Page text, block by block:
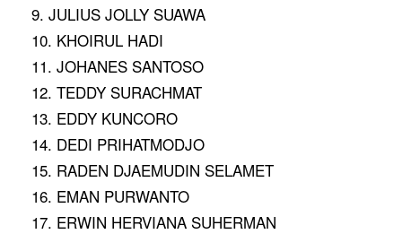
9. JULIUS JOLLY SUAWA
10. KHOIRUL HADI
11. JOHANES SANTOSO
12. TEDDY SURACHMAT
13. EDDY KUNCORO
14. DEDI PRIHATMODJO
15. RADEN DJAEMUDIN SELAMET
16. EMAN PURWANTO
17. ERWIN HERVIANA SUHERMAN